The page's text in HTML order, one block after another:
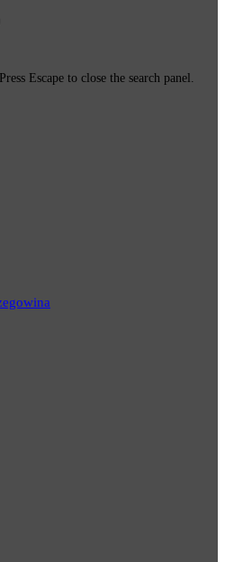
Press Escape to close the search panel.